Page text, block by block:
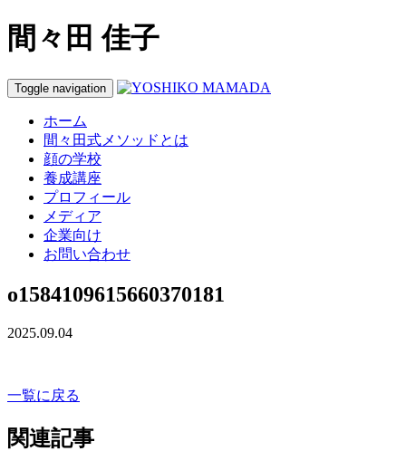
間々田 佳子
Toggle navigation
ホーム
間々田式メソッドとは
顔の学校
養成講座
プロフィール
メディア
企業向け
お問い合わせ
o1584109615660370181
2025.09.04
一覧に戻る
関連記事